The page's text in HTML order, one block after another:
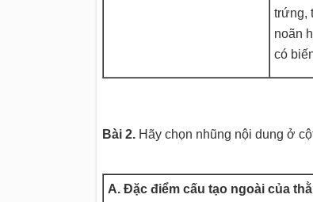
trứng,
noãn
có
Bài 2.Hãy chọn nhũng nội dung ở
A. Đặc điểm cấu tạo ngoài của